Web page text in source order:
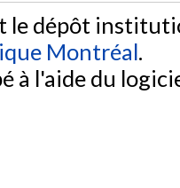
le dépôt
Montréal.
à l'aide du